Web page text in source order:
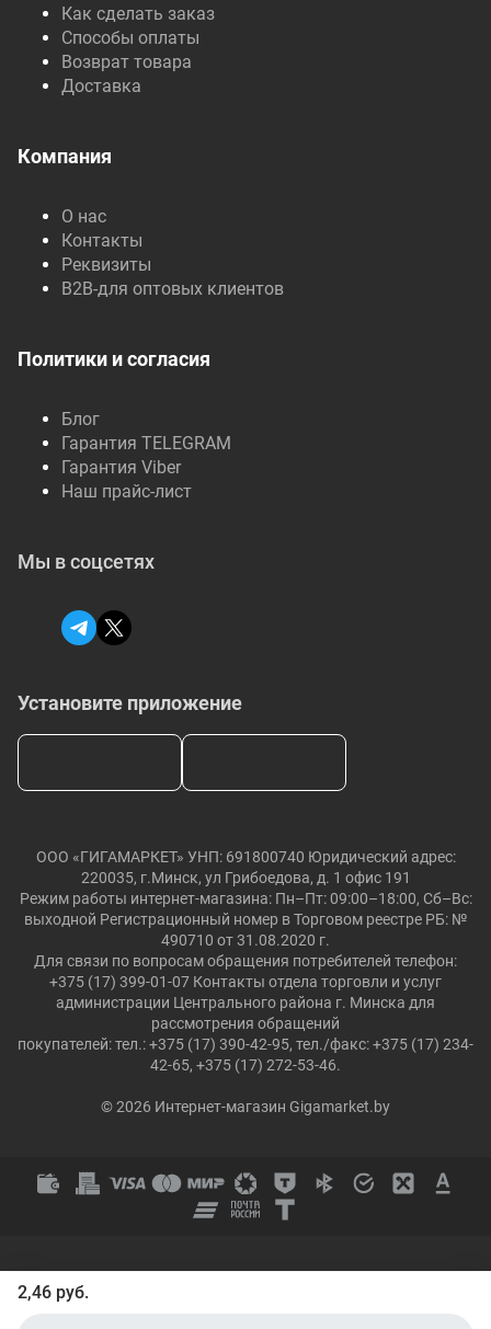
2,46 руб.
Как сделать заказ
Способы оплаты
Возврат товара
Доставка
Компания
О нас
Контакты
Реквизиты
B2B-для оптовых клиентов
Политики и согласия
Блог
Гарантия TELEGRAM
Гарантия Viber
Наш прайс-лист
Установите приложение
Мы в соцсетях
ООО «ГИГАМАРКЕТ» УНП: 691800740 Юридический адрес:
220035, г.Минск, ул Грибоедова, д. 1 офис 191
Режим работы интернет-магазина: Пн–Пт: 09:00–18:00, Сб–Вс:
выходной Регистрационный номер в Торговом реестре РБ: №
490710 от 31.08.2020 г.
Для связи по вопросам обращения потребителей телефон:
+375 (17) 399-01-07 Контакты отдела торговли и услуг
администрации Центрального района г. Минска для
рассмотрения обращений
покупателей: тел.: +375 (17) 390-42-95, тел./факс: +375 (17) 234-
42-65, +375 (17) 272-53-46.
© 2026 Интернет-магазин Gigamarket.by